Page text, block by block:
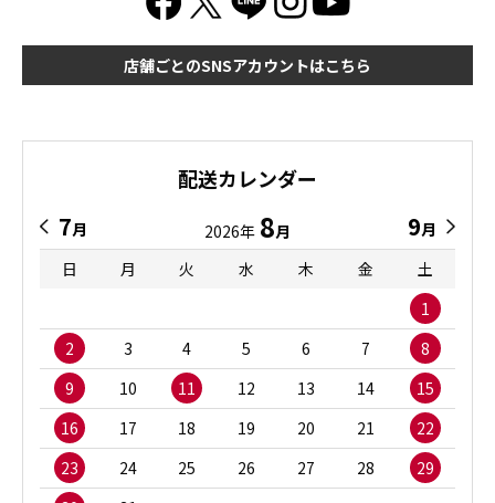
店舗ごとのSNSアカウントはこちら
配送カレンダー
7月 2026年 8月 9月
日
月 火 水 木 金
土
1
2
3 4 5 6 7
8
9
10 11 12 13 14
15
16
17 18 19 20 21
22
23
24 25 26 27 28
29